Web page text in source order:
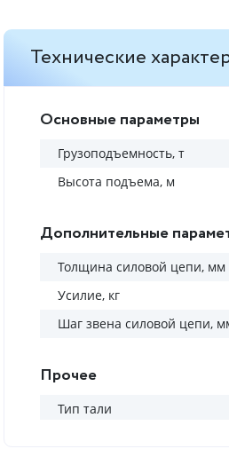
Технические
Основные параметры
Грузоподъемность, т
Высота подъема, м
Дополнительные
Толщина силовой цепи, мм
Усилие, кг
Шаг звена силовой цепи,
Прочее
Тип тали